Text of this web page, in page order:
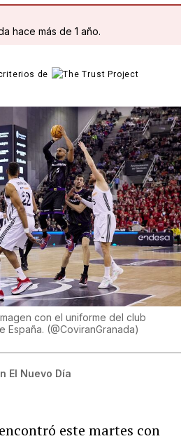
hace más de 1 año.
de
con el uniforme del club
España. (@CoviranGranada)
El Nuevo Día
este martes con